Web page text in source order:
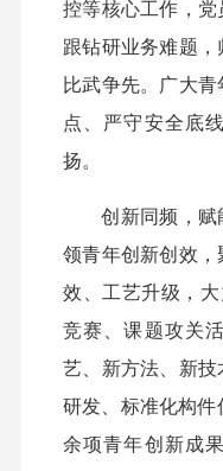
控等核心工作，
跟钻研业务难题
比武争先。广大
点、严守安全底
扬。
创新同频，赋能
领青年创新创效
效、工艺升级，
竞赛、课题攻关
艺、新方法、新
研发、标准化构
余项青年创新成